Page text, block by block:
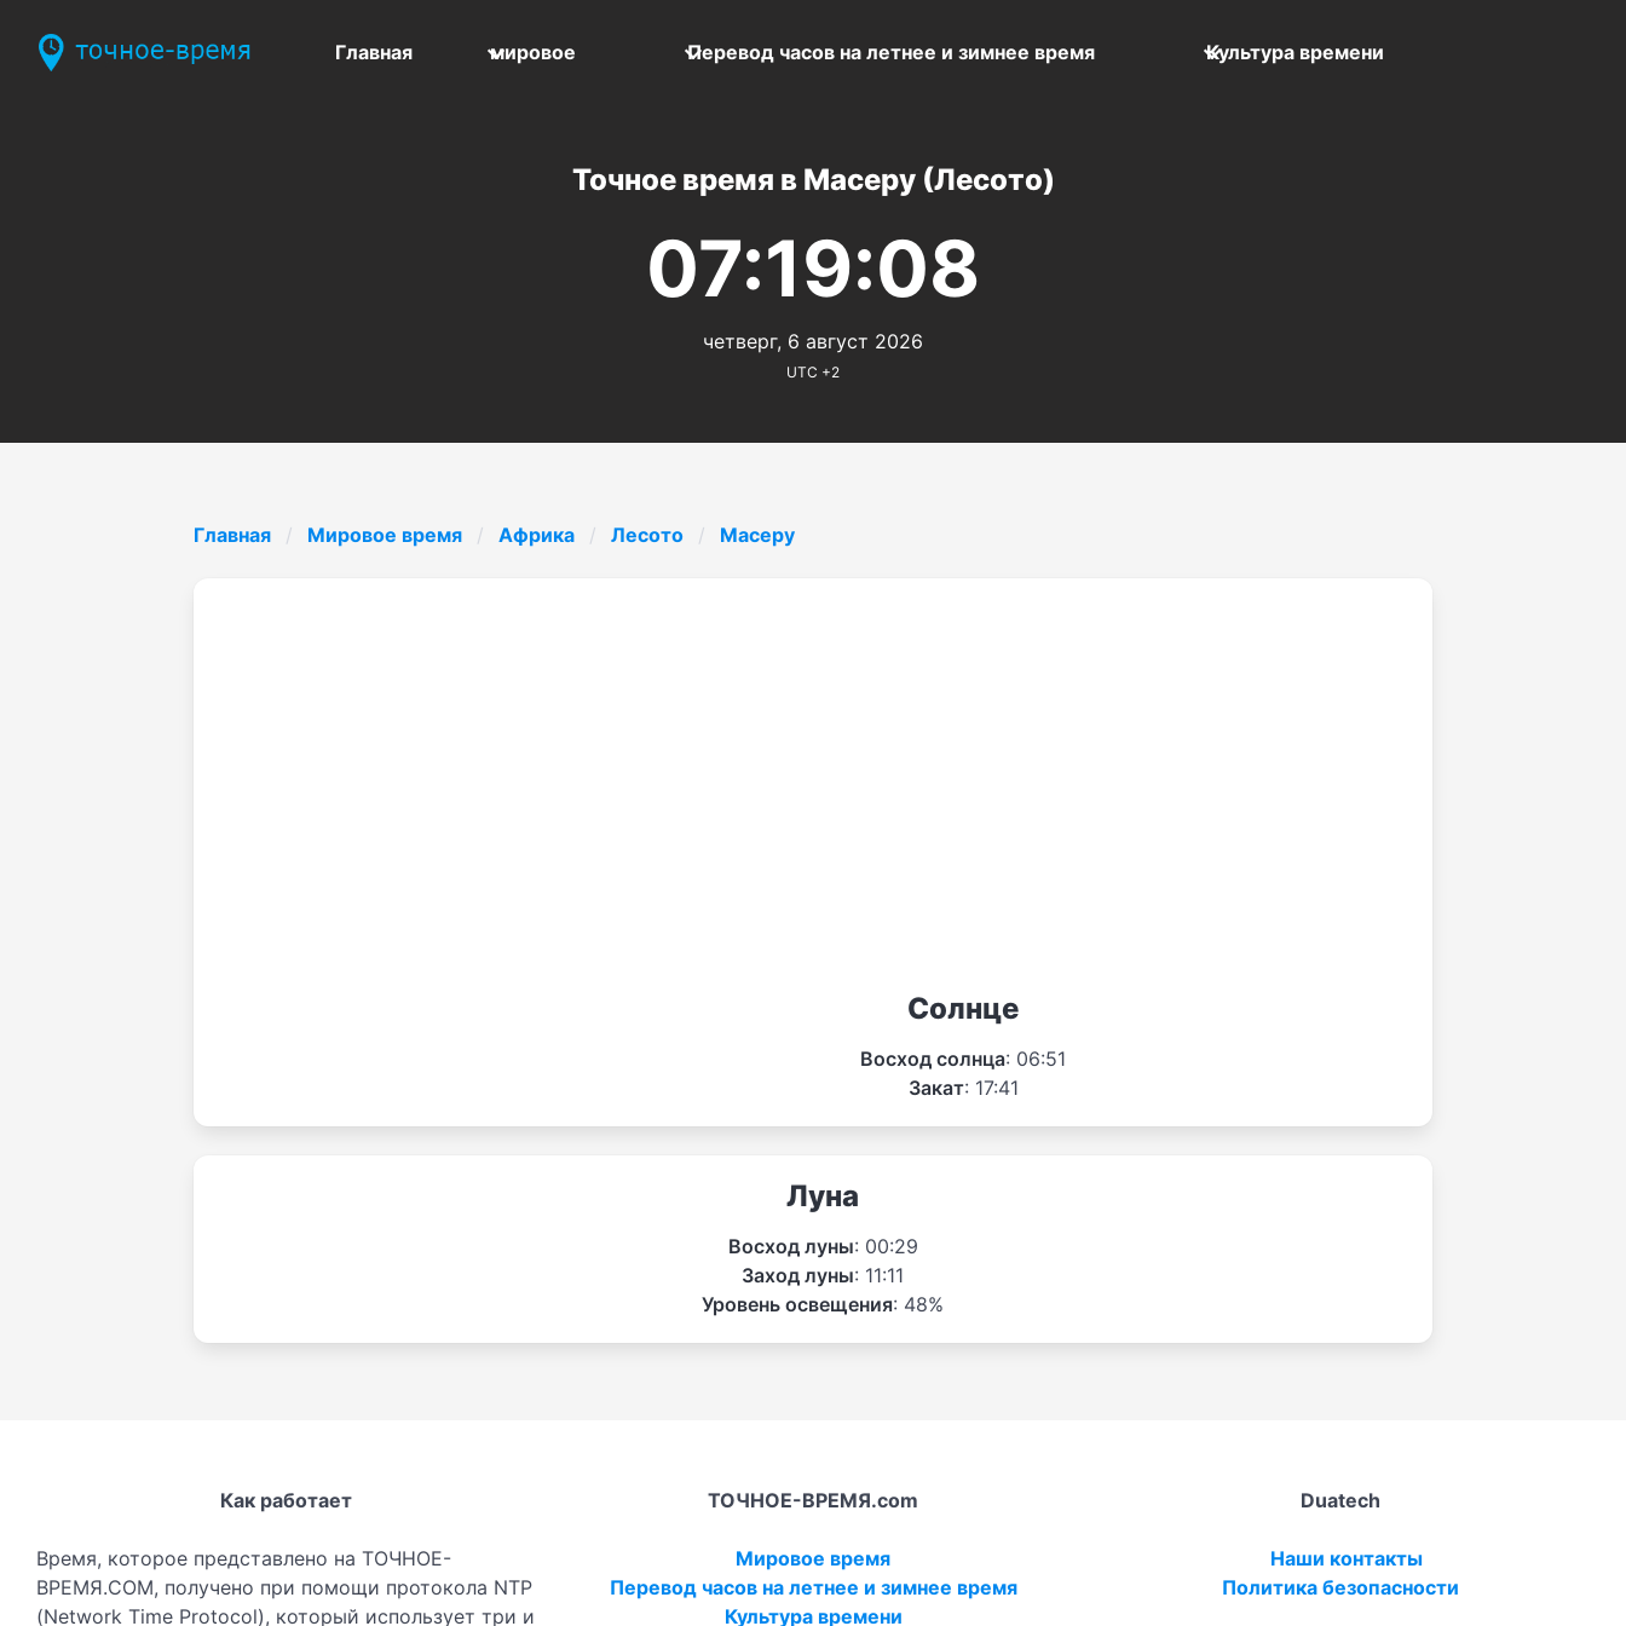
Главная мировое Перевод часов на летнее и зимнее время Культура времени
Точное время в Масеру (Лесото)
07:19:08
четверг, 6 август 2026
UTC +2
Главная Мировое время Африка Лесото Масеру
Солнце
Восход солнца: 06:51
Закат: 17:41
Луна
Восход луны: 00:29
Заход луны: 11:11
Уровень освещения: 48%
Как работает
Время, которое представлено на ТОЧНОЕ-
ВРЕМЯ.COM, получено при помощи протокола NTP
(Network Time Protocol), который использует три и
ТОЧНОЕ-ВРЕМЯ.com
Мировое время
Перевод часов на летнее и зимнее время
Культура времени
Duatech
Наши контакты
Политика безопасности